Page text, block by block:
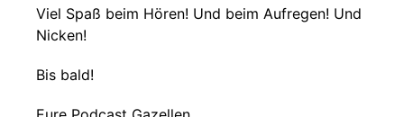
Viel Spaß beim Hören! Und beim Aufregen! Und
Nicken!
Bis bald!